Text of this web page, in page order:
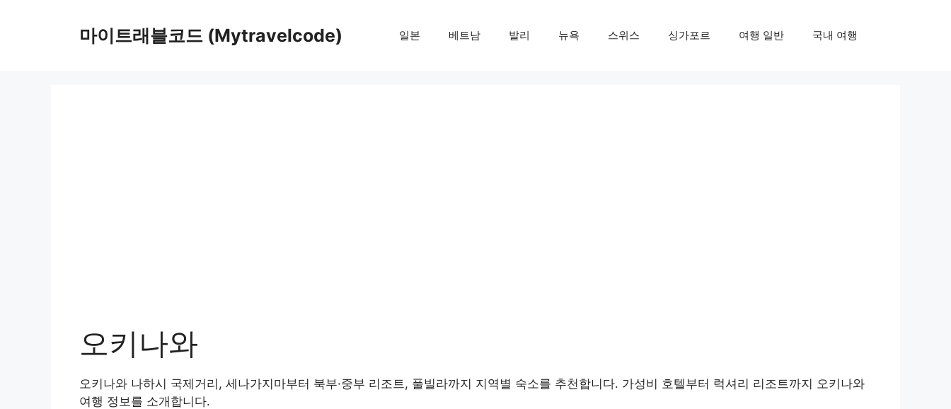
마이트래블코드 (Mytravelcode) 일본 베트남 발리 뉴욕 스위스 싱가포르 여행 일반 국내 여행
오키나와
오키나와 나하시 국제거리, 세나가지마부터 북부·중부 리조트, 풀빌라까지 지역별 숙소를 추천합니다. 가성비 호텔부터 럭셔리 리조트까지 오키나와
여행 정보를 소개합니다.